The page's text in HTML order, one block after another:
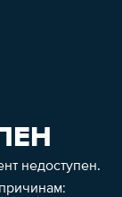
недоступен.